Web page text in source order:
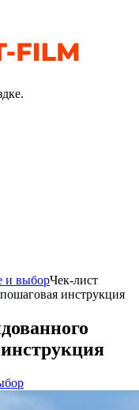
и выборЧек-лист
инструкция